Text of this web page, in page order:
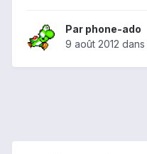
Par phone-ado
9 août 2012 dans